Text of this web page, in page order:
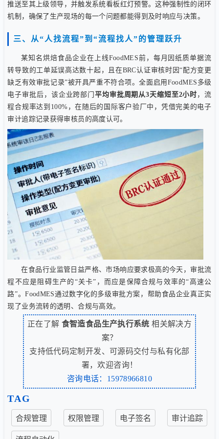
推送至其上级领导，并触发系统看板红灯预警。这种强制性的闭环
机制，确保了生产现场的每一个问题都能得到及时响应与决策。
三、从“人找流程”到“流程找人”的管理跃升
某知名烘焙食品企业在上线FoodMES前，每月因纸质单据流
转导致的工单延误高达数十起，且在BRC认证审核时因“配方变更
缺乏有效审批记录”被开具严重不符合项。全面启用FoodMES多级
电子审批后，该企业跨部门平均审批周期从3天缩短至2小时 ，流
程合规率达到100%，在随后的国际客户验厂中，凭借完美的电子
审计追踪记录获得审核员的高度认可。
在食品行业监管日益严格、市场响应要求极高的今天，审批流
程不应是阻碍生产的“关卡”，而应是保障合规与效率的“高速公
路”。FoodMES通过数字化的多级审批方案，帮助食品企业真正实
现了业务流转的透明、合规与高效。
正在了解 食智造食品生产执行系统 相关解决方
案？
支持低代码定制开发、可源码交付与私有化部
署，欢迎咨询！
咨询电话：15978966810
TAG
合规管理 权限管理 电子签名 审计追踪